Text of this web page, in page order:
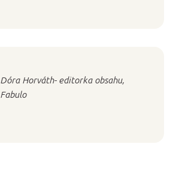
Dóra Horváth- editorka obsahu,
Fabulo